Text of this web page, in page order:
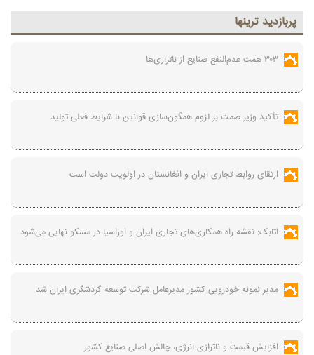
پربازديد ترينها
۳۰۳ همت عدم‌النفع صنایع از ناترازی‌ها
تأکید وزیر صمت بر لزوم همگون‌سازی قوانین با شرایط فعلی تولید
ارتقای روابط تجاری ایران و افغانستان در اولویت دولت است
اتابک: نقشه راه همکاری‌های تجاری ایران و اوراسیا در مسکو نهایی می‌شود
مدیر نمونه خودرویی کشور مدیرعامل شرکت توسعه گردشگری ایران شد
افزایش قیمت و ناترازی انرژی، چالش اصلی صنایع کشور